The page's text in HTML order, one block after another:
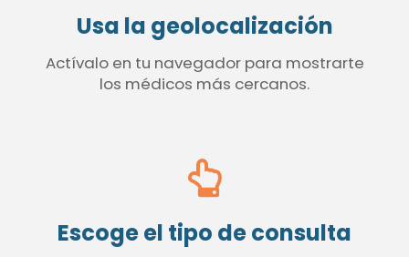
Usa la geolocalización
Actívalo en tu navegador para mostrarte
los médicos más cercanos.
Escoge el tipo de consulta